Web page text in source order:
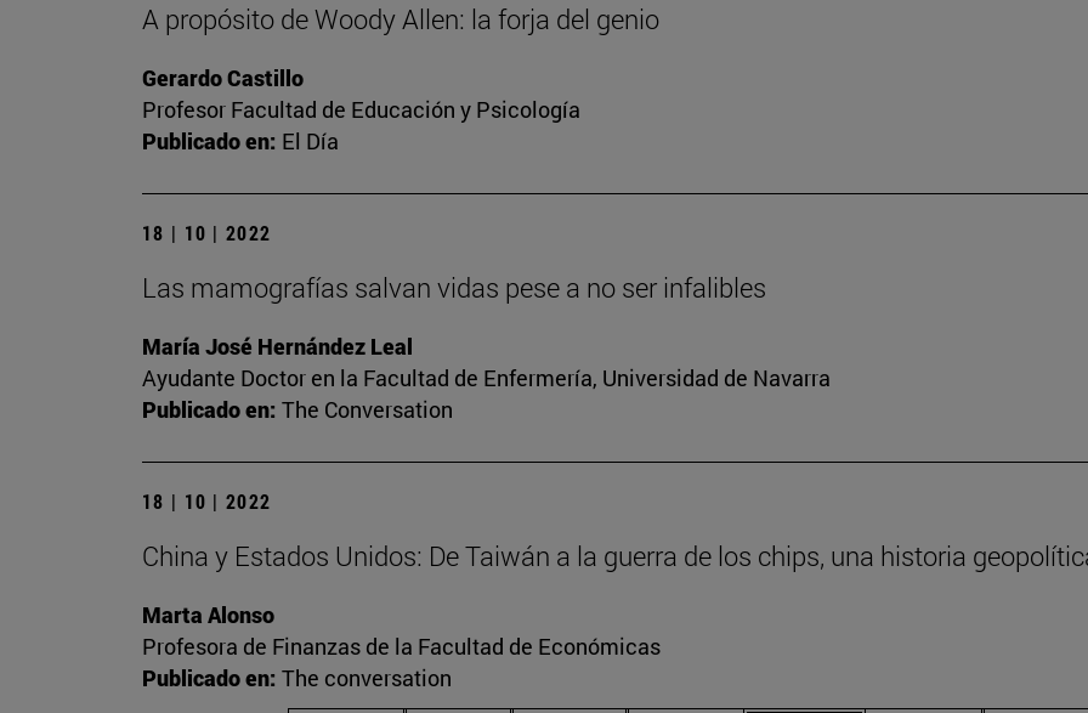
A propósito de Woody Allen: la forja del genio
Gerardo Castillo
Profesor Facultad de Educación y Psicología
Publicado en: El Día
18 | 10 | 2022
Las mamografías salvan vidas pese a no ser infalibles
María José Hernández Leal
Ayudante Doctor en la Facultad de Enfermería, Universidad de Navarra
Publicado en: The Conversation
18 | 10 | 2022
China y Estados Unidos: De Taiwán a la guerra de los chips, una historia
Marta Alonso
Profesora de Finanzas de la Facultad de Económicas
Publicado en: The conversation